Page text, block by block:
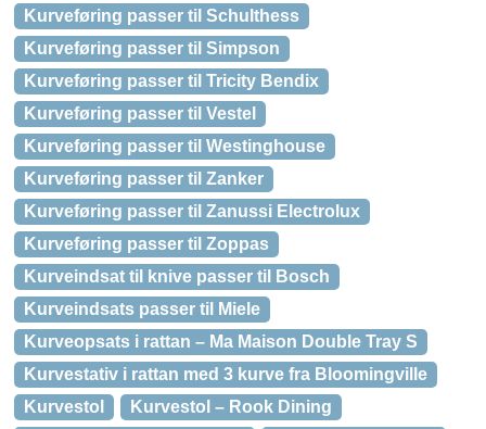
Kurveføring passer til Schulthess
Kurveføring passer til Simpson
Kurveføring passer til Tricity Bendix
Kurveføring passer til Vestel
Kurveføring passer til Westinghouse
Kurveføring passer til Zanker
Kurveføring passer til Zanussi Electrolux
Kurveføring passer til Zoppas
Kurveindsat til knive passer til Bosch
Kurveindsats passer til Miele
Kurveopsats i rattan – Ma Maison Double Tray S
Kurvestativ i rattan med 3 kurve fra Bloomingville
Kurvestol
Kurvestol – Rook Dining